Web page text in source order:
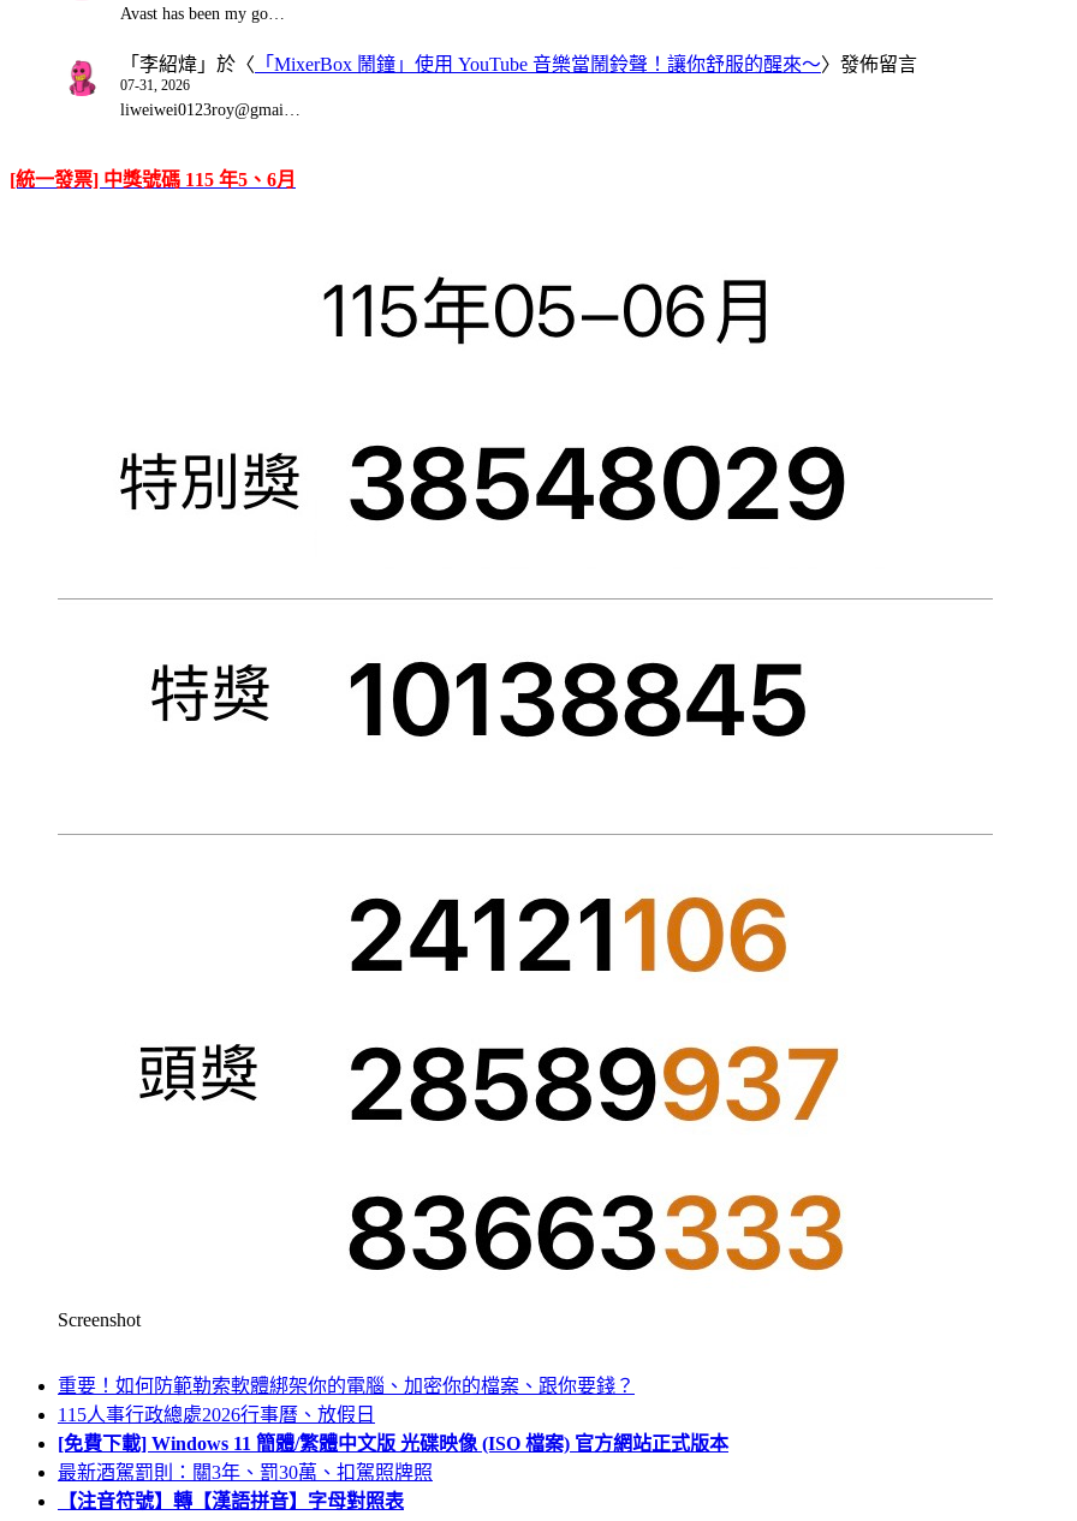
Avast has been my go…
「 李紹煒 」於〈 「MixerBox 鬧鐘」使用 YouTube 音樂當鬧鈴聲！讓你舒服的醒來～〉發佈留言
07-31, 2026
liweiwei0123roy@gmai…
[統一發票] 中獎號碼 115 年5、6月
Screenshot
重要！如何防範勒索軟體綁架你的電腦、加密你的檔案、跟你要錢？
115人事行政總處2026行事曆、放假日
[免費下載] Windows 11 簡體/繁體中文版 光碟映像 (ISO 檔案) 官方網站正式版本
最新酒駕罰則：關3年、罰30萬、扣駕照牌照
【注音符號】轉【漢語拼音】字母對照表